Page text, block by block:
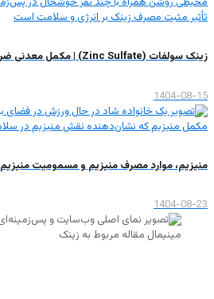
زینک سولفات (Zinc Sulfate) | مکمل معدنی ضروری برای بدن
1404-08-15
منیزیم، موارد مصرف منیزیم و مسمومیت منیزیم
1404-08-23